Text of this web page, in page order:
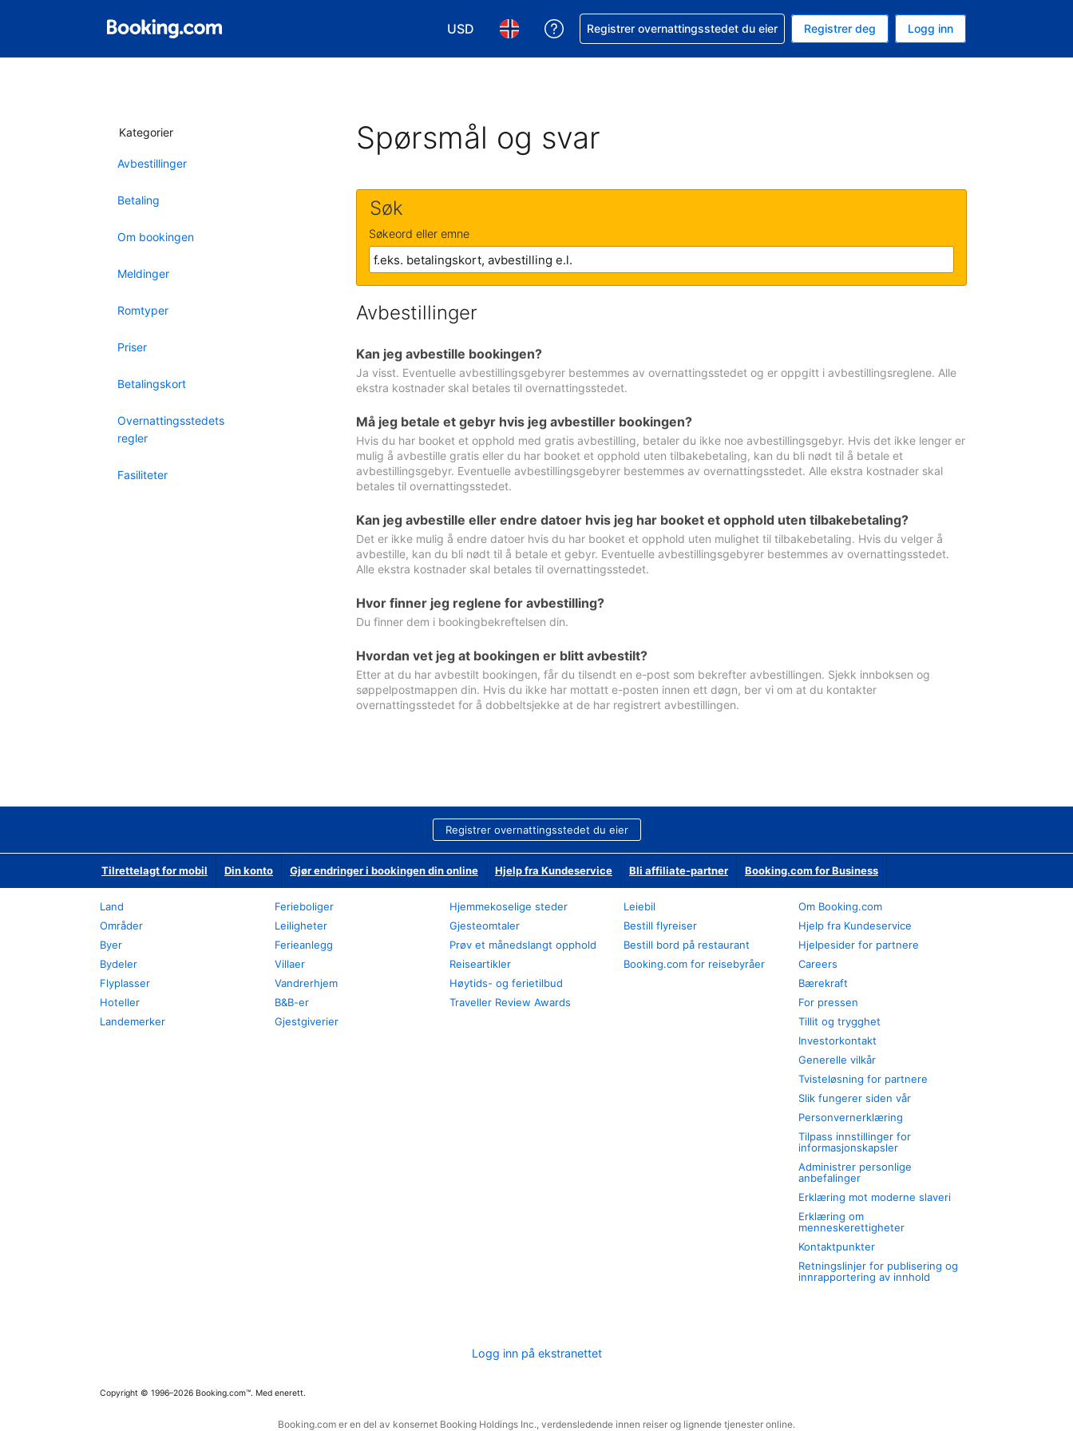
USD
Velg valuta. Du har valgt Amerikansk dollar som valuta
Velg språk. Du har valgt Norsk som språk
Få hjelp med bookingen din
Registrer overnattingsstedet du eier Registrer deg Logg inn
Kategorier
Avbestillinger
Betaling
Om bookingen
Meldinger
Romtyper
Priser
Betalingskort
Overnattingsstedets
regler
Fasiliteter
Spørsmål og svar
Søk
Søkeord eller emne
Avbestillinger
Kan jeg avbestille bookingen?
Ja visst. Eventuelle avbestillingsgebyrer bestemmes av overnattingsstedet og er oppgitt i avbestillingsreglene. Alle
ekstra kostnader skal betales til overnattingsstedet.
Må jeg betale et gebyr hvis jeg avbestiller bookingen?
Hvis du har booket et opphold med gratis avbestilling, betaler du ikke noe avbestillingsgebyr. Hvis det ikke lenger er
mulig å avbestille gratis eller du har booket et opphold uten tilbakebetaling, kan du bli nødt til å betale et
avbestillingsgebyr. Eventuelle avbestillingsgebyrer bestemmes av overnattingsstedet. Alle ekstra kostnader skal
betales til overnattingsstedet.
Kan jeg avbestille eller endre datoer hvis jeg har booket et opphold uten tilbakebetaling?
Det er ikke mulig å endre datoer hvis du har booket et opphold uten mulighet til tilbakebetaling. Hvis du velger å
avbestille, kan du bli nødt til å betale et gebyr. Eventuelle avbestillingsgebyrer bestemmes av overnattingsstedet.
Alle ekstra kostnader skal betales til overnattingsstedet.
Hvor finner jeg reglene for avbestilling?
Du finner dem i bookingbekreftelsen din.
Hvordan vet jeg at bookingen er blitt avbestilt?
Etter at du har avbestilt bookingen, får du tilsendt en e-post som bekrefter avbestillingen. Sjekk innboksen og
søppelpostmappen din. Hvis du ikke har mottatt e-posten innen ett døgn, ber vi om at du kontakter
overnattingsstedet for å dobbeltsjekke at de har registrert avbestillingen.
Registrer overnattingsstedet du eier
Tilrettelagt for mobil Din konto Gjør endringer i bookingen din online Hjelp fra Kundeservice Bli affiliate-partner Booking.com for Business
Land
Områder
Byer
Bydeler
Flyplasser
Hoteller
Landemerker
Ferieboliger
Leiligheter
Ferieanlegg
Villaer
Vandrerhjem
B&B-er
Gjestgiverier
Hjemmekoselige steder
Gjesteomtaler
Prøv et månedslangt opphold
Reiseartikler
Høytids- og ferietilbud
Traveller Review Awards
Leiebil
Bestill flyreiser
Bestill bord på restaurant
Booking.com for reisebyråer
Om Booking.com
Hjelp fra Kundeservice
Hjelpesider for partnere
Careers
Bærekraft
For pressen
Tillit og trygghet
Investorkontakt
Generelle vilkår
Tvisteløsning for partnere
Slik fungerer siden vår
Personvernerklæring
Tilpass innstillinger for
informasjonskapsler
Administrer personlige
anbefalinger
Erklæring mot moderne slaveri
Erklæring om
menneskerettigheter
Kontaktpunkter
Retningslinjer for publisering og
innrapportering av innhold
Logg inn på ekstranettet
Copyright © 1996–2026 Booking.com™. Med enerett.
Booking.com er en del av konsernet Booking Holdings Inc., verdensledende innen reiser og lignende tjenester online.